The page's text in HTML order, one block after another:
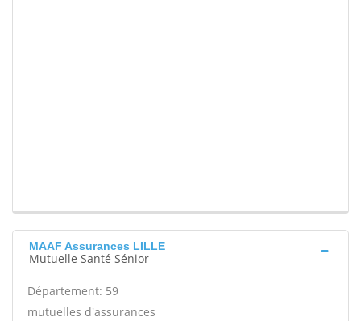
MAAF Assurances LILLE
Mutuelle Santé Sénior
Département: 59
mutuelles d'assurances